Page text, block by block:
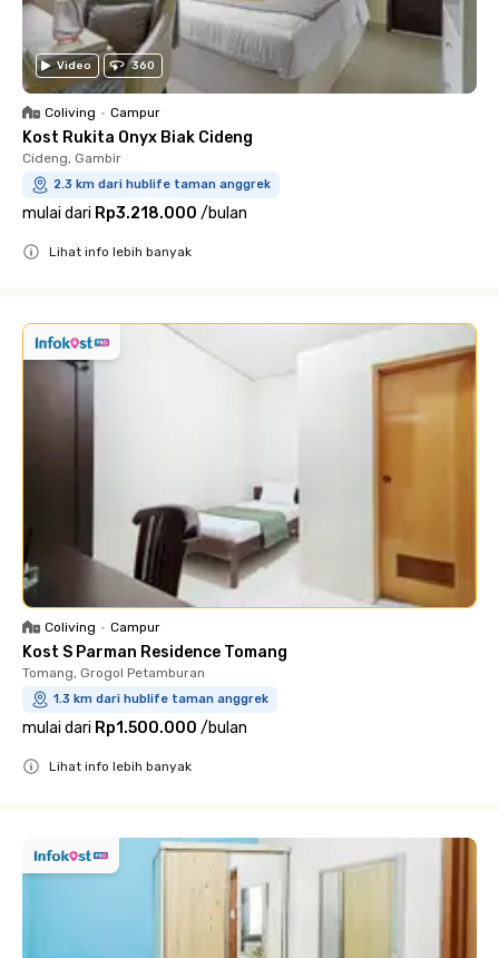
Video 360
Coliving • Campur
Kost Rukita Onyx Biak Cideng
Cideng, Gambir
2.3 km dari hublife taman anggrek
mulai dari Rp3.218.000 /bulan
Lihat info lebih banyak
Coliving • Campur
Kost S Parman Residence Tomang
Tomang, Grogol Petamburan
1.3 km dari hublife taman anggrek
mulai dari Rp1.500.000 /bulan
Lihat info lebih banyak